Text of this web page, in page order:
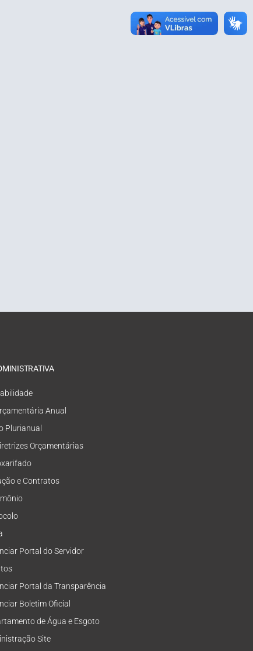
Anual
Plurianual
Orçamentárias
e Contratos
Portal do Servidor
Portal da Transparência
Boletim Oficial
de Água e Esgoto
Site